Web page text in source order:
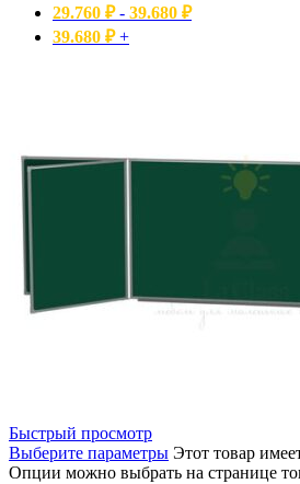
29.760 ₽- 39.680 ₽
39.680 ₽+
Быстрый просмотр
Выберите параметры Этот товар
Опции можно выбрать на странице